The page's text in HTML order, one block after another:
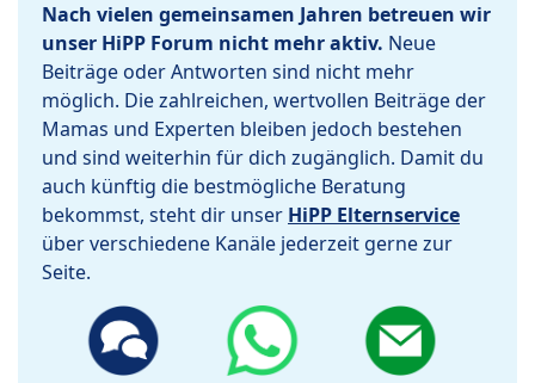
Nach vielen gemeinsamen Jahren betreuen wir
unser HiPP Forum nicht mehr aktiv. Neue
Beiträge oder Antworten sind nicht mehr
möglich. Die zahlreichen, wertvollen Beiträge der
Mamas und Experten bleiben jedoch bestehen
und sind weiterhin für dich zugänglich. Damit du
auch künftig die bestmögliche Beratung
bekommst, steht dir unser HiPP Elternservice
über verschiedene Kanäle jederzeit gerne zur
Seite.